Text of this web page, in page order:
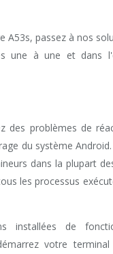
A53s, passez à nos
une à une et dans
des problèmes de
du système
dans la plupart
les processus
installées de
votre